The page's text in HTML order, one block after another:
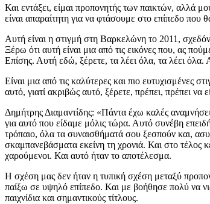
Και εντάξει, είμαι προπονητής των παικτών, αλλά
είναι απαραίτητη για να φτάσουμε στο επίπεδο που
Αυτή είναι η στιγμή στη Βαρκελώνη το 2011,
Ξέρω ότι αυτή είναι μια από τις εικόνες που, ας
Επίσης. Αυτή εδώ, ξέρετε, τα λέει όλα, τα λέει όλα.
Είναι μια από τις καλύτερες και πιο
αυτό, γιατί ακριβώς αυτό, ξέρετε, πρέπει, πρέπει
Δημήτρης Διαμαντίδης: «Πάντα έχω καλές
για αυτό που είδαμε μόλις τώρα. Αυτό συνέβη
τρόπαιο, όλα τα συναισθήματά σου ξεσπούν και,
σκαμπανεβάσματα εκείνη τη χρονιά. Και στο τέλος
χαρούμενοι. Και αυτό ήταν το αποτέλεσμα.
Η σχέση μας δεν ήταν η τυπική σχέση μεταξύ
παίξω σε υψηλό επίπεδο. Και με βοήθησε πολύ να
παιχνίδια και σημαντικούς τίτλους.